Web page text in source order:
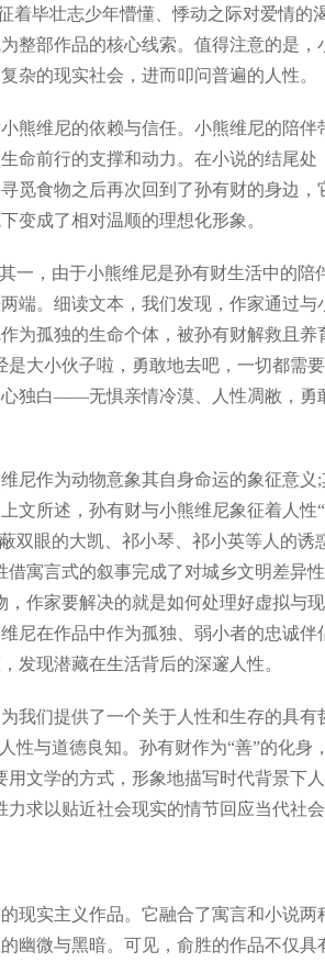
着毕壮志少年懵懂、悸动之际对爱情
整部作品的核心线索。值得注意的是
杂的现实社会，进而叩问普遍的人性。
维尼的依赖与信任。小熊维尼的陪伴
命前行的支撑和动力。在小说的结尾
食物之后再次回到了孙有财的身边
变成了相对温顺的理想化形象。
由于小熊维尼是孙有财生活中的陪
。细读文本，我们发现，作家通过
为孤独的生命个体，被孙有财解救且
大小伙子啦，勇敢地去吧，一切都
独白——无惧亲情冷漠、人性凋敝，
作为动物意象其自身命运的象征意义
文所述，孙有财与小熊维尼象征着人
双眼的大凯、祁小琴、祁小英等人的
寓言式的叙事完成了对城乡文明差
作家要解决的就是如何处理好虚拟与
尼在作品中作为孤独、弱小者的忠诚
发现潜藏在生活背后的深邃人性。
们提供了一个关于人性和生存的具有
与道德良知。孙有财作为“善”的化
文学的方式，形象地描写时代背景下
求以贴近社会现实的情节回应当代社
实主义作品。它融合了寓言和小说两
幽微与黑暗。可见，俞胜的作品不仅